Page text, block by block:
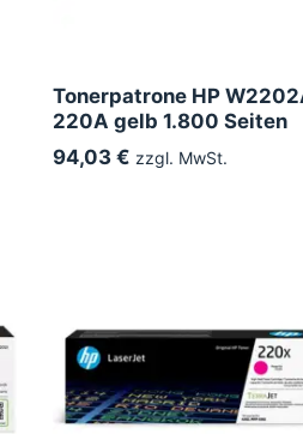
Tonerpatrone HP
220A gelb 1.800 Seiten
94,03 € zzgl. MwSt.